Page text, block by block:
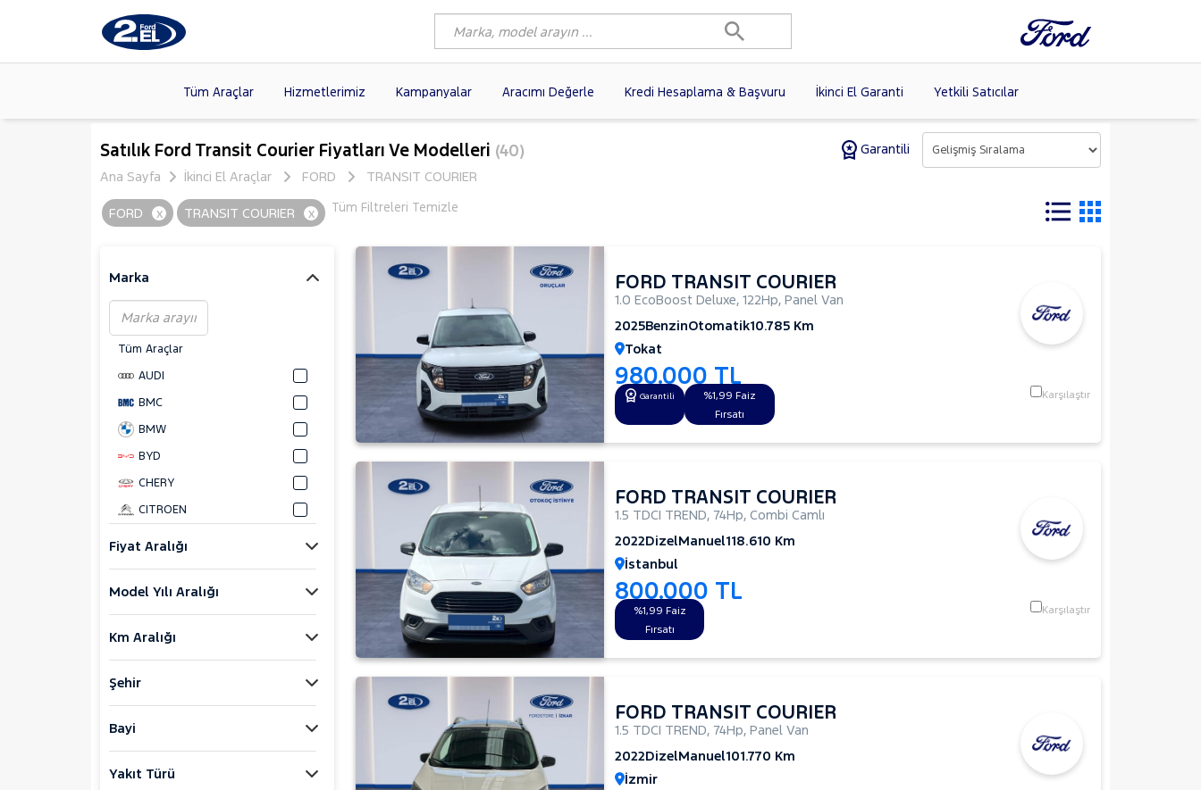
Tüm Araçlar Hizmetlerimiz Kampanyalar Aracımı Değerle Kredi Hesaplama & Başvuru İkinci El Garanti Yetkili Satıcılar
Markalar >
Modeller >
Kasalar >
FORD(891) FIAT
VOLKSWAGEN(58)
HYUNDAI
(19)
SKODA
Satılık Ford Transit Courier Fiyatları Ve Modelleri (40)
Garantili
Ana Sayfa
İkinci El Araçlar FORD TRANSIT COURIER
Tüm Filtreleri Temizle
FORD x TRANSIT COURIER x
Marka
Tüm Araçlar
AUDI
BMC
BMW
BYD
CHERY
CITROEN
DAIHATSU
FIAT
FORD
E-Tourneo Courier
E-Transit
Fiyat Aralığı
Model Yılı Aralığı
Km Aralığı
Şehir
Bayi
Yakıt Türü
FORD TRANSIT COURIER
1.0 EcoBoost Deluxe, 122Hp, Panel Van
2025BenzinOtomatik10.785 Km
Tokat
980.000 TL
Garantili
%1,99 Faiz
Fırsatı
Karşılaştır
FORD TRANSIT COURIER
1.5 TDCI TREND, 74Hp, Combi Camlı
2022DizelManuel118.610 Km
İstanbul
800.000 TL
%1,99 Faiz
Fırsatı
Karşılaştır
FORD TRANSIT COURIER
1.5 TDCI TREND, 74Hp, Panel Van
2022DizelManuel101.770 Km
İzmir